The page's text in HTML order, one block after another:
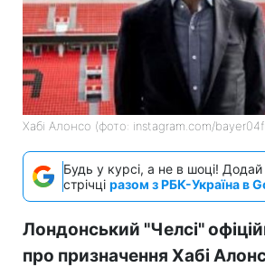
Хабі Алонсо (фото: instagram.com/
Будь у курсі, а не в шоці! Додай
стрічці разом з РБК-Україна в
Лондонський "Челсі"
про призначення Хабі